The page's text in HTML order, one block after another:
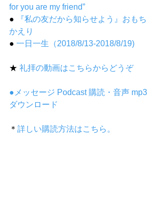
for you are my friend”
●
『私の友だから知らせよう』おもち
かえり
● 一日一生（2018/8/13-2018/8/19)
★ 礼拝の動画はこちらからどうぞ
●メッセージ Podcast 購読・音声 mp3
ダウンロード
＊ 詳しい購読方法はこちら。